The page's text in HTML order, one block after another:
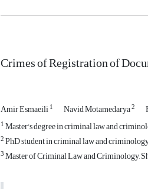
Crimes of Registration of
Amir Esmaeili1 Navid Motamedarya2
1Master's degree in criminal law and
2PhD student in criminal law and
3Master of Criminal Law and Criminology,